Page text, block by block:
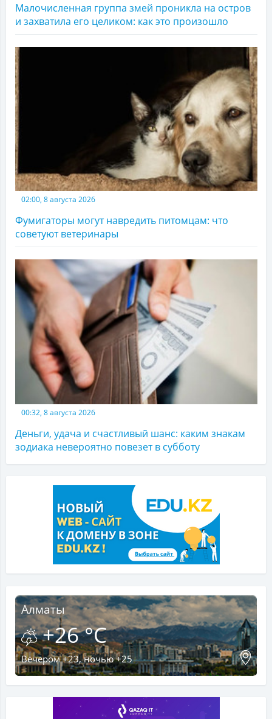
Малочисленная группа змей проникла на остров
и захватила его целиком: как это произошло
02:00, 8 августа 2026
Фумигаторы могут навредить питомцам: что
советуют ветеринары
00:32, 8 августа 2026
Деньги, удача и счастливый шанс: каким знакам
зодиака невероятно повезет в субботу
Алматы
+26 °C
Вечером +23, ночью +25